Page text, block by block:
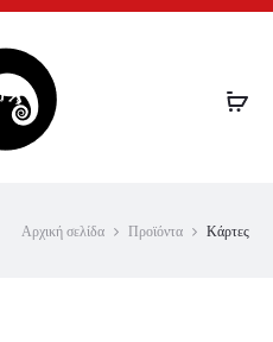
Αρχική σελίδα Προϊόντα Κάρτες